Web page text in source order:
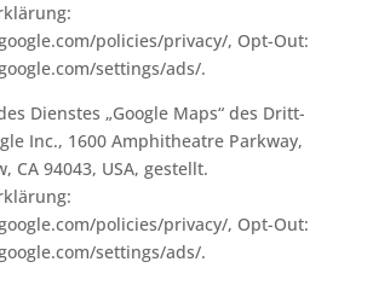
policies/privacy/, Opt-Out:
settings/ads/.
Dienstes „Google Maps“ des Dritt-
Inc., 1600 Amphitheatre Parkway,
CA 94043, USA, gestellt.
policies/privacy/, Opt-Out:
settings/ads/.